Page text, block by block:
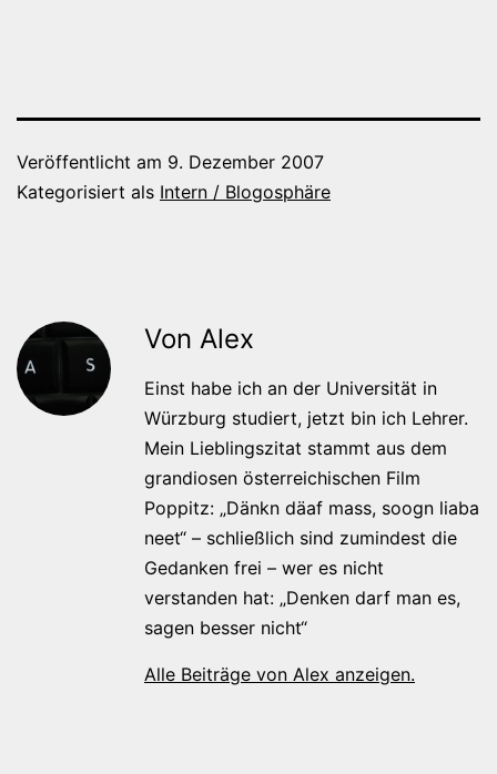
Veröffentlicht am 9. Dezember 2007
Kategorisiert als Intern / Blogosphäre
Von Alex
Einst habe ich an der Universität in
Würzburg studiert, jetzt bin ich Lehrer.
Mein Lieblingszitat stammt aus dem
grandiosen österreichischen Film
Poppitz: „Dänkn däaf mass, soogn liaba
neet“ – schließlich sind zumindest die
Gedanken frei – wer es nicht
verstanden hat: „Denken darf man es,
sagen besser nicht“
Alle Beiträge von Alex anzeigen.